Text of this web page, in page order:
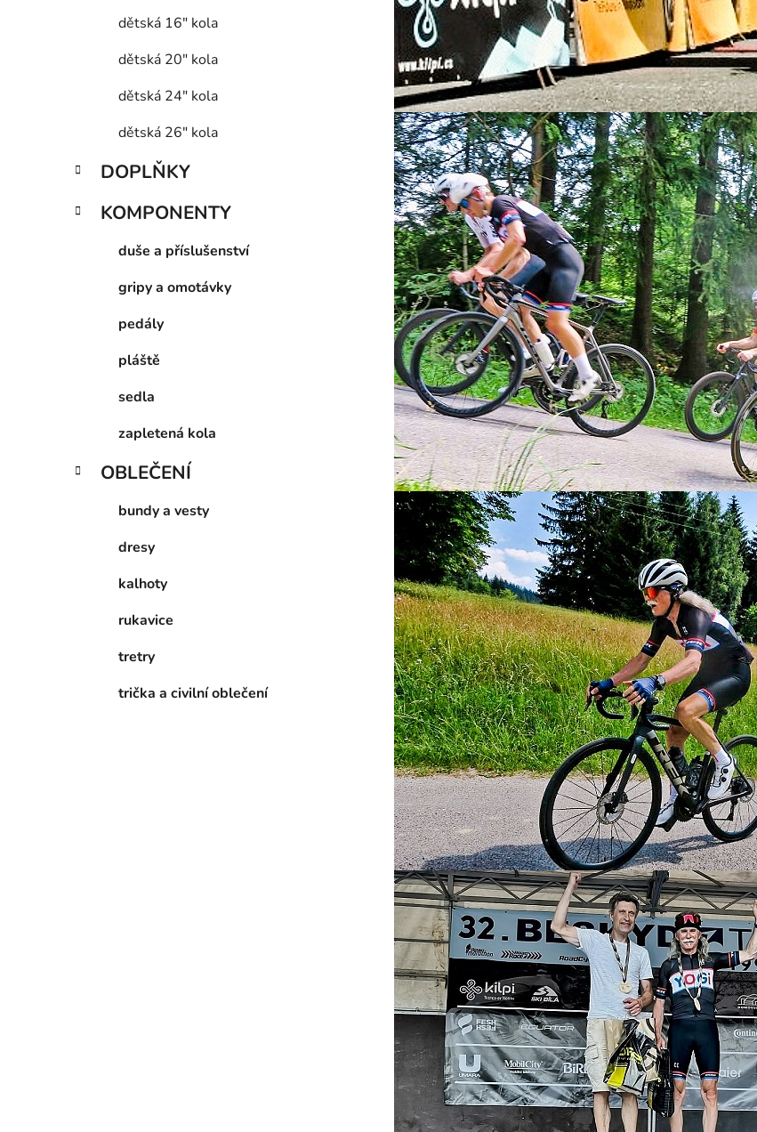
dětská 16" kola
dětská 20" kola
dětská 24" kola
dětská 26" kola
DOPLŇKY
KOMPONENTY
duše a příslušenství
gripy a omotávky
pedály
pláště
sedla
zapletená kola
OBLEČENÍ
bundy a vesty
dresy
kalhoty
rukavice
tretry
trička a civilní oblečení